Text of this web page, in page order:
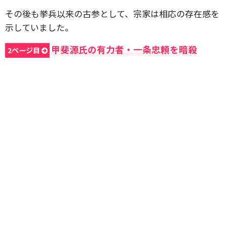
その後も挙兵以来の古参として、宗家は相応の存在感を
示していました。
2ページ目 甲斐源氏の有力者・一条忠頼を暗殺